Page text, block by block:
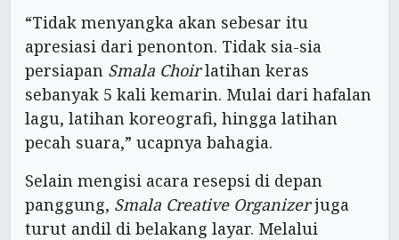
“Tidak menyangka akan sebesar itu
apresiasi dari penonton. Tidak sia-sia
persiapan Smala Choirlatihan keras
sebanyak 5 kali kemarin. Mulai dari hafalan
lagu, latihan koreografi, hingga latihan
pecah suara,” ucapnya bahagia.
Selain mengisi acara resepsi di depan
panggung, Smala Creative Organizerjuga
turut andil di belakang layar. Melalui